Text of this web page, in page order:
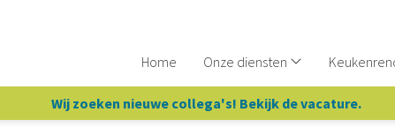
Home Onze diensten
Wij zoeken nieuwe collega's! Bekijk de vacature.